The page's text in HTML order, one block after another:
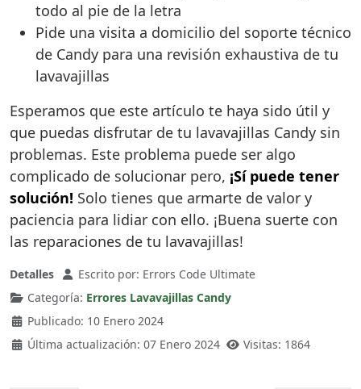
todo al pie de la letra
Pide una visita a domicilio del soporte técnico
de Candy para una revisión exhaustiva de tu
lavavajillas
Esperamos que este artículo te haya sido útil y
que puedas disfrutar de tu lavavajillas Candy sin
problemas. Este problema puede ser algo
complicado de solucionar pero, ¡Sí puede tener
solución! Solo tienes que armarte de valor y
paciencia para lidiar con ello. ¡Buena suerte con
las reparaciones de tu lavavajillas!
Detalles Escrito por: Errors Code Ultimate
Categoría: Errores Lavavajillas Candy
Publicado: 10 Enero 2024
Última actualización: 07 Enero 2024
Visitas: 1864